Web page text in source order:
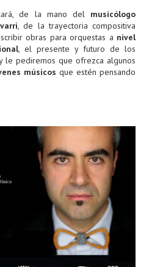
de la mano del musicólogo
, de la trayectoria compositiva
obras para orquestas a nivel
, el presente y futuro de los
le pediremos que ofrezca algunos
músicos que estén pensando